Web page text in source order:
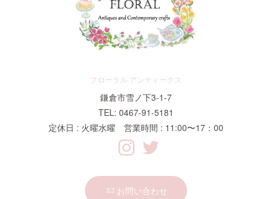
フローラル アンティークス
鎌倉市雪ノ下3-1-7
TEL: 0467-91-5181
定休日 : 火曜水曜 営業時間 : 11:00〜17：00
お問い合わせ